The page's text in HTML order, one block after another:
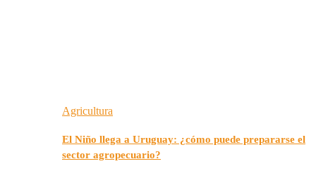
Agricultura
El Niño llega a Uruguay: ¿cómo puede prepararse el
sector agropecuario?